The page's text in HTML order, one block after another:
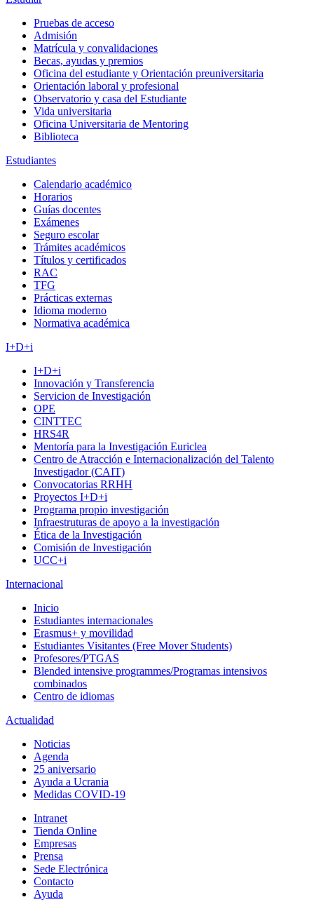
Pruebas de acceso
Admisión
Matrícula y convalidaciones
Becas, ayudas y premios
Oficina del estudiante y Orientación preuniversitaria
Orientación laboral y profesional
Observatorio y casa del Estudiante
Vida universitaria
Oficina Universitaria de Mentoring
Biblioteca
Estudiantes
Calendario académico
Horarios
Guías docentes
Exámenes
Seguro escolar
Trámites académicos
Títulos y certificados
RAC
TFG
Prácticas externas
Idioma moderno
Normativa académica
I+D+i
I+D+i
Innovación y Transferencia
Servicion de Investigación
OPE
CINTTEC
HRS4R
Mentoría para la Investigación Euriclea
Centro de Atracción e Internacionalización del Talento
Investigador (CAIT)
Convocatorias RRHH
Proyectos I+D+i
Programa propio investigación
Infraestruturas de apoyo a la investigación
Ética de la Investigación
Comisión de Investigación
UCC+i
Internacional
Inicio
Estudiantes internacionales
Erasmus+ y movilidad
Estudiantes Visitantes (Free Mover Students)
Profesores/PTGAS
Blended intensive programmes/Programas intensivos
combinados
Centro de idiomas
Actualidad
Noticias
Agenda
25 aniversario
Ayuda a Ucrania
Medidas COVID-19
Intranet
Tienda Online
Empresas
Prensa
Sede Electrónica
Contacto
Ayuda